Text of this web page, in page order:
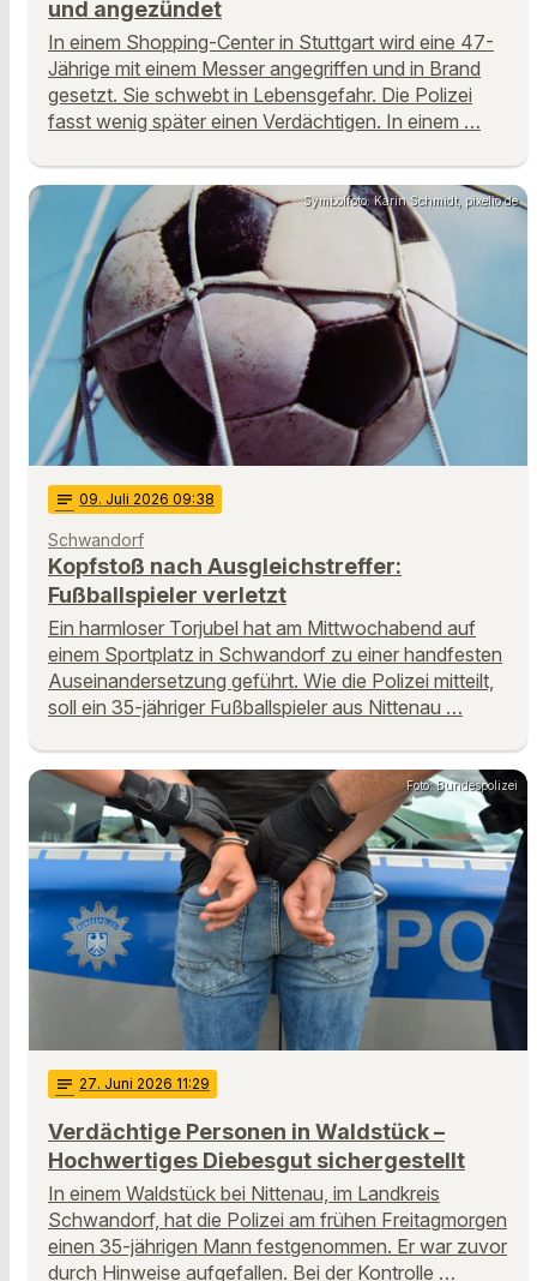
und angezündet
In einem Shopping-Center in Stuttgart wird eine 47-
Jährige mit einem Messer angegriffen und in Brand
gesetzt. Sie schwebt in Lebensgefahr. Die Polizei
fasst wenig später einen Verdächtigen. In einem …
Symbolfoto: Karin Schmidt, pixelio.de
notes 09. Juli 2026 09:38
Schwandorf
Kopfstoß nach Ausgleichstreffer:
Fußballspieler verletzt
Ein harmloser Torjubel hat am Mittwochabend auf
einem Sportplatz in Schwandorf zu einer handfesten
Auseinandersetzung geführt. Wie die Polizei mitteilt,
soll ein 35-jähriger Fußballspieler aus Nittenau …
Foto: Bundespolizei
notes 27. Juni 2026 11:29
Verdächtige Personen in Waldstück –
Hochwertiges Diebesgut sichergestellt
In einem Waldstück bei Nittenau, im Landkreis
Schwandorf, hat die Polizei am frühen Freitagmorgen
einen 35-jährigen Mann festgenommen. Er war zuvor
durch Hinweise aufgefallen. Bei der Kontrolle …